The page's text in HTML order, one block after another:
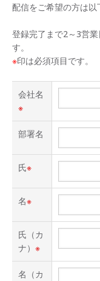
配信をご希望の方は以
登録完了まで2～3営
す。
※印は必須項目です。
会社名
※
部署名
氏※
名※
氏（カ
ナ） ※
名（カ